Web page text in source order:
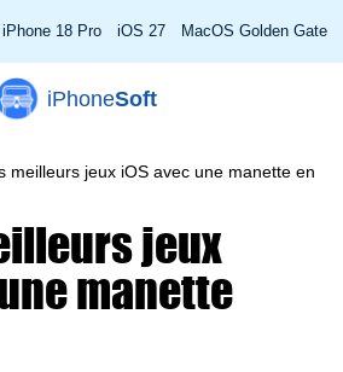
iPhone 18 Pro iOS 27 MacOS Golden Gate
iPhoneSoft
meilleurs jeux iOS avec une manette en
jeux
manette